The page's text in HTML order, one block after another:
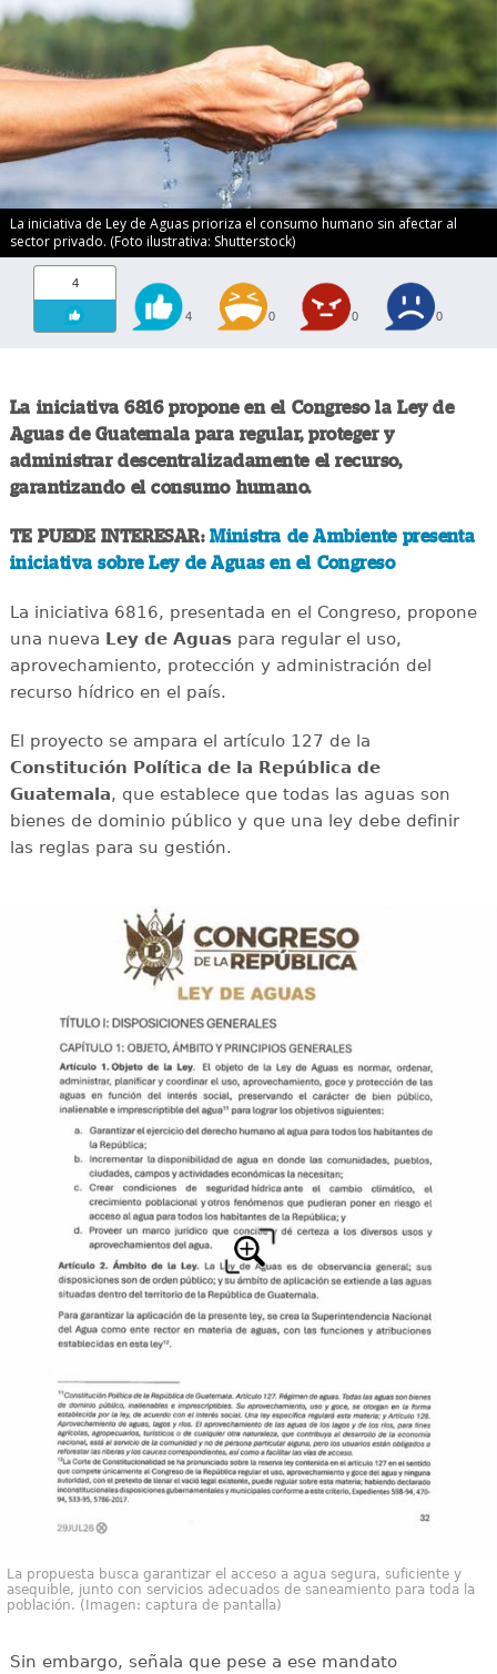
La iniciativa de Ley de Aguas prioriza el consumo humano sin afectar al
sector privado. (Foto ilustrativa: Shutterstock)
4
4 0 0 0
La iniciativa 6816 propone en el Congreso la Ley de
Aguas de Guatemala para regular, proteger y
administrar descentralizadamente el recurso,
garantizando el consumo humano.
TE PUEDE INTERESAR:Ministra de Ambiente presenta
iniciativa sobre Ley de Aguas en el Congreso
La iniciativa 6816, presentada en el Congreso, propone
una nueva Ley de Aguaspara regular el uso,
aprovechamiento, protección y administración del
recurso hídrico en el país.
El proyecto se ampara el artículo 127 de la
Constitución Política de la República de
Guatemala, que establece que todas las aguas son
bienes de dominio público y que una ley debe definir
las reglas para su gestión.
La propuesta busca garantizar el acceso a agua segura, suficiente y
asequible, junto con servicios adecuados de saneamiento para toda la
población. (Imagen: captura de pantalla)
Sin embargo, señala que pese a ese mandato